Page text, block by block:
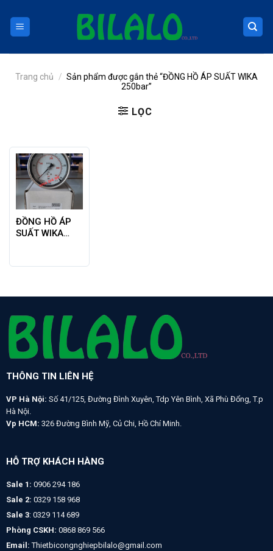
content
Trang chủ / Sản phẩm được gắn thẻ “ĐỒNG HỒ ÁP SUẤT WIKA
250bar”
LỌC
ĐỒNG HỒ ÁP
SUẤT WIKA
CHÂN SAU
THÔNG TIN LIÊN HỆ
VP Hà Nội: Số 41/125, Đường Đình Xuyên, Tdp Yên Bình, Xã Phù Đổng, T.p
Hà Nội.
Vp HCM: 326 Đường Bình Mỹ, Củ Chi, Hồ Chí Minh.
HỖ TRỢ KHÁCH HÀNG
Sale 1: 0906 294 186
Sale 2: 0329 158 968
Sale 3: 0329 114 689
Phòng CSKH: 0868 869 566
Email: Thietbicongnghiepbilalo@gmail.com